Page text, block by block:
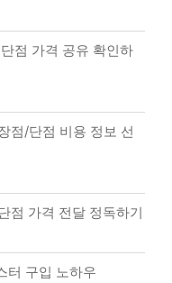
점 가격 공유 확인하
점/단점 비용 정보 선
점 가격 전달 정독하기
터 구입 노하우